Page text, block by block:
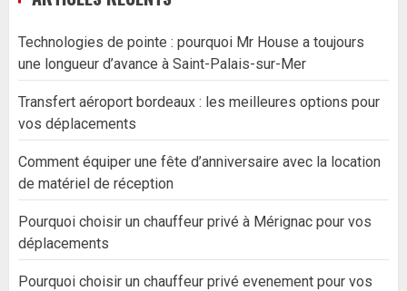
Technologies de pointe : pourquoi Mr House a toujours
une longueur d’avance à Saint-Palais-sur-Mer
Transfert aéroport bordeaux : les meilleures options pour
vos déplacements
Comment équiper une fête d’anniversaire avec la location
de matériel de réception
Pourquoi choisir un chauffeur privé à Mérignac pour vos
déplacements
Pourquoi choisir un chauffeur privé evenement pour vos